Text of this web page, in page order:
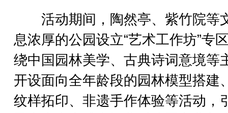
活动期间，陶然亭、紫竹院等
息浓厚的公园设立“艺术工作坊”专
绕中国园林美学、古典诗词意境等
开设面向全年龄段的园林模型搭建
纹样拓印、非遗手作体验等活动，